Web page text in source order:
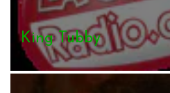
Manudigital